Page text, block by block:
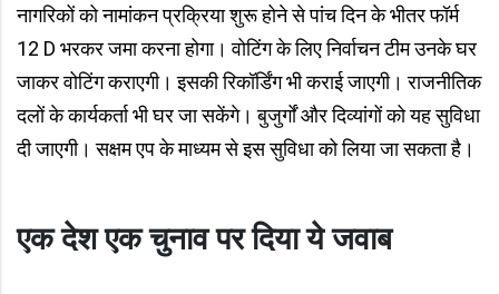
नागरिकों को नामांकन प्रक्रिया शुरू होने से पांच दिन के भीतर फॉर्म
12 D भरकर जमा करना होगा। वोटिंग के लिए निर्वाचन टीम उनके घर
जाकर वोटिंग कराएगी। इसकी रिकॉर्डिंग भी कराई जाएगी। राजनीतिक
दलों के कार्यकर्ता भी घर जा सकेंगे। बुजुर्गों और दिव्यांगों को यह सुविधा
दी जाएगी। सक्षम एप के माध्यम से इस सुविधा को लिया जा सकता है।
एक देश एक चुनाव पर दिया ये जवाब